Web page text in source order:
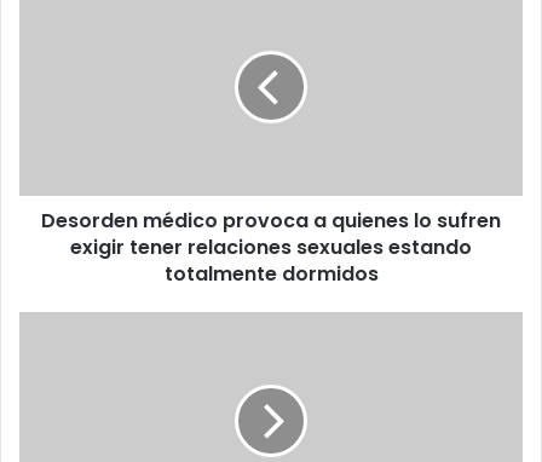
tener
relaciones
sexuales
Desorden médico provoca a quienes lo sufren
exigir tener relaciones sexuales estando
totalmente dormidos